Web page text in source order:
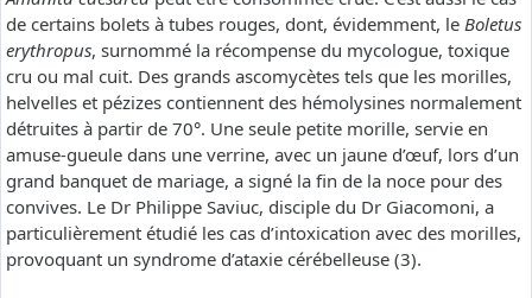
de certains bolets à tubes rouges, dont, évidemment, le Boletus
erythropus, surnommé la récompense du mycologue, toxique
cru ou mal cuit. Des grands ascomycètes tels que les morilles,
helvelles et pézizes contiennent des hémolysines normalement
détruites à partir de 70°. Une seule petite morille, servie en
amuse-gueule dans une verrine, avec un jaune d’œuf, lors d’un
grand banquet de mariage, a signé la fin de la noce pour des
convives. Le Dr Philippe Saviuc, disciple du Dr Giacomoni, a
particulièrement étudié les cas d’intoxication avec des morilles,
provoquant un syndrome d’ataxie cérébelleuse (3).